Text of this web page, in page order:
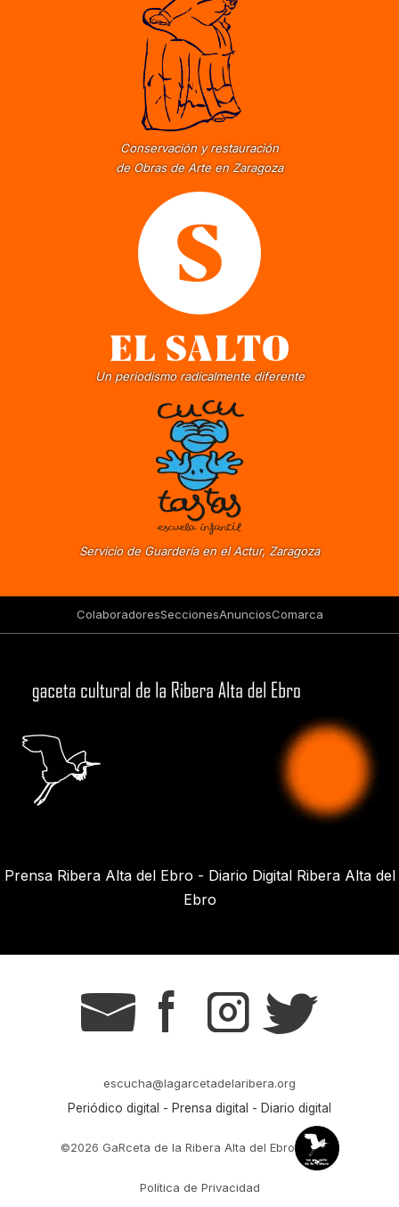
Conservación y restauración
de Obras de Arte en Zaragoza
Un periodismo radicalmente diferente
Servicio de Guardería en el Actur, Zaragoza
ColaboradoresSeccionesAnunciosComarca
Prensa Ribera Alta del Ebro - Diario Digital Ribera Alta del
Ebro
g s t r
escucha@lagarcetadelaribera.org
Periódico digital - Prensa digital - Diario digital
©2026 GaRceta de la Ribera Alta del Ebro
Política de Privacidad